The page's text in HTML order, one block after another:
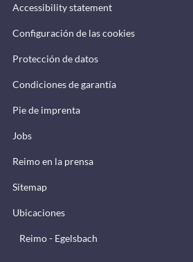
Accessibility statement
Configuración de las cookies
Protección de datos
Condiciones de garantía
Pie de imprenta
Jobs
Reimo en la prensa
Sitemap
Ubicaciones
Reimo - Egelsbach